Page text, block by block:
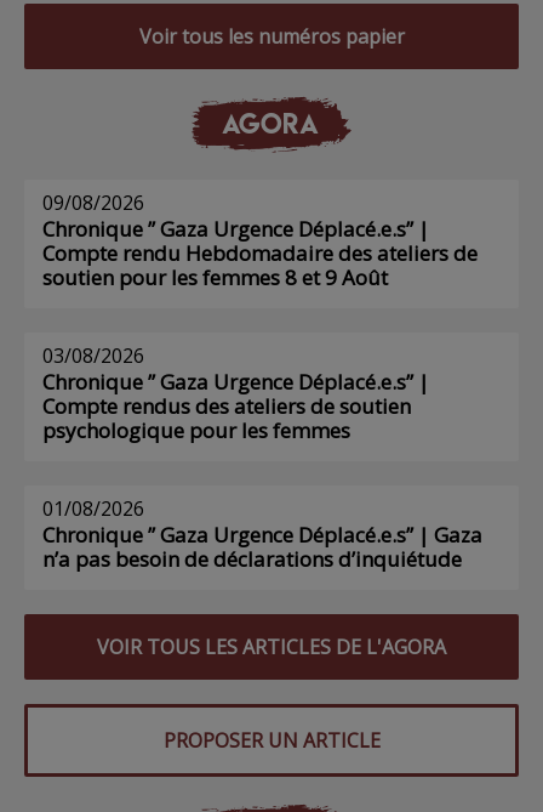
Voir tous les numéros papier
AGORA
09/08/2026
Chronique ” Gaza Urgence Déplacé.e.s” |
Compte rendu Hebdomadaire des ateliers de
soutien pour les femmes 8 et 9 Août
03/08/2026
Chronique ” Gaza Urgence Déplacé.e.s” |
Compte rendus des ateliers de soutien
psychologique pour les femmes
01/08/2026
Chronique ” Gaza Urgence Déplacé.e.s” | Gaza
n’a pas besoin de déclarations d’inquiétude
VOIR TOUS LES ARTICLES DE L'AGORA
PROPOSER UN ARTICLE